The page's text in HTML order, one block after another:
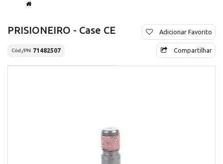
PRISIONEIRO - Case CE
Cód./PN 71482507
Adicionar Favorito
Compartilhar